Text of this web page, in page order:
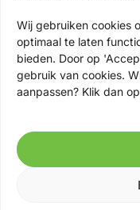
Wij gebruiken cookies
optimaal te laten
bieden. Door op
gebruik van cookies.
aanpassen? Klik dan
© 2026 Ten Veen
Website door Scrolla!